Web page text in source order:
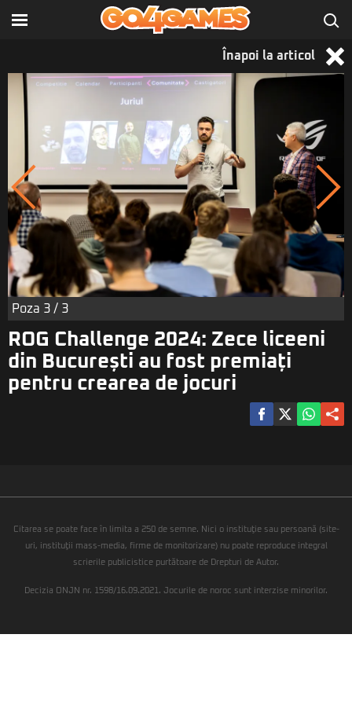
Înapoi la articol
Poza 3 / 3
ROG Challenge 2024: Zece liceeni
din București au fost premiați
pentru crearea de jocuri
Citarea se poate face în limita a 250 de semne. Nici o instituţie sau persoană (site-
uri, instituţii mass-media, firme de monitorizare) nu poate reproduce integral
scrierile publicistice purtătoare de Drepturi de Autor.
Decizia ONJN nr. 1598/16.09.2021. Jocurile de noroc sunt interzise minorilor.